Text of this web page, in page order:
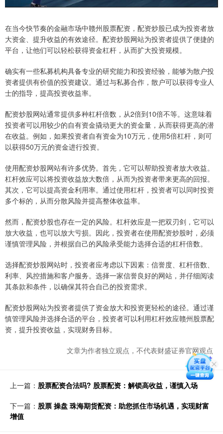
在当今快节奏的金融市场中赣州股票配资，配资炒股已成为投资者放
大资金、提升收益的有效途径。配资炒股网站为投资者提供了便捷的
平台，让他们可以轻松获得资金杠杆，从而扩大投资规模。
确实有一些私募机构具备专业的研究能力和投资经验，能够为散户投
资者提供有价值的投资建议。通过与私募合作，散户可以获得专业人
士的指导，提高投资收益率。
配资炒股网站通常提供多种杠杆倍数，从2倍到10倍不等。这意味着
投资者可以用较少的自有资金撬动更大的资金量，从而获得更高的潜
在收益。例如，如果投资者自有资金为10万元，使用5倍杠杆，则可
以获得50万元的资金进行投资。
使用配资炒股网站有许多优势。首先，它可以帮助投资者放大收益。
杠杆效应可以将投资收益放大数倍，从而为投资者带来更高的回报。
其次，它可以提高资金利用率。通过使用杠杆，投资者可以同时投资
多个标的，从而分散风险并提高整体收益率。
然而，配资炒股也存在一定的风险。杠杆效应是一把双刃剑，它可以
放大收益，也可以放大亏损。因此，投资者在使用配资炒股时，必须
谨慎管理风险，并根据自己的风险承受能力选择合适的杠杆倍数。
选择配资炒股网站时，投资者应考虑以下因素：信誉度、杠杆倍数、
利率、风控措施和客户服务。选择一家信誉良好的网站，并仔细阅读
其条款和条件，以确保其符合自己的投资需求。
配资炒股网站为投资者提供了资金放大和投资更轻松的途径。通过谨
慎管理风险并选择合适的平台，投资者可以利用杠杆效应赣州股票配
资，提升投资收益，实现财务目标。
文章为作者独立观点，不代表财盛证券官网观点
上一篇： 股票配资合法吗? 股票配资：解锁高收益，谨慎入场
下一篇： 股票 操盘 珠海期货配资：助您抓住市场机遇，实现财富
增值